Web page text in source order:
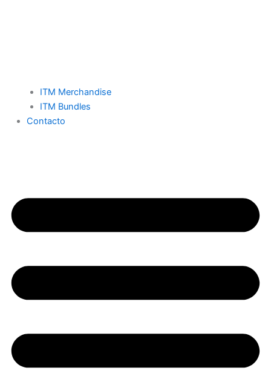
ITM Merchandise
ITM Bundles
Contacto